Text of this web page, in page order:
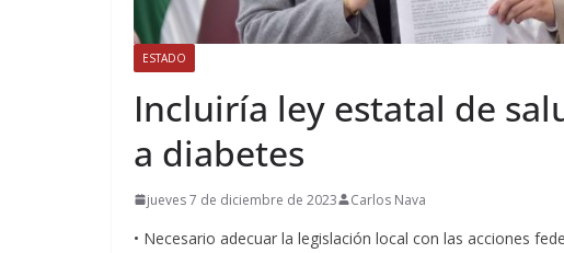
ESTADO
Incluiría ley estatal de
a diabetes
jueves 7 de diciembre de 2023 Carlos Nava
• Necesario adecuar la legislación local con las acciones